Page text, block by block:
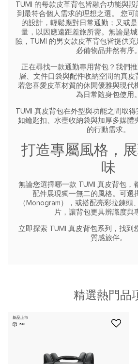
TUMI 的每款皮革背包皆融合功能與
到最符合個人需求的理想之選。
您可
的設計，輕鬆應對日常通勤；又或
量，以因應遠距差旅所需。無論是
險，TUMI 的男女款皮革背包皆提供
必備物品井然有序。
正在尋找一款通勤專用背包？我們
層、文件口袋與配件收納空間的真皮
若您喜愛皮革材質的休閒優雅與現代
為日常隨身包使用。
TUMI 真皮背包在外型與功能之間取
如鑰匙扣、水壺收納袋與加厚多媒體
的行動需求。
打造專屬風格，
味
無論您選擇哪一款 TUMI 真皮背包，
配件展現獨一無二的風格。可選
（Monogram），或搭配亮彩拉鍊頭
片，讓背包更具辨識度與
立即探索 TUMI 真皮背包系列，找到
質感旅伴。
精選熱門品
新品上市
3D